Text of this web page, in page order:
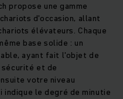
propose une gamme
d'occasion, allant
élévateurs. Chaque
base solide : un
ayant fait l'objet de
et de
votre niveau
le degré de minutie